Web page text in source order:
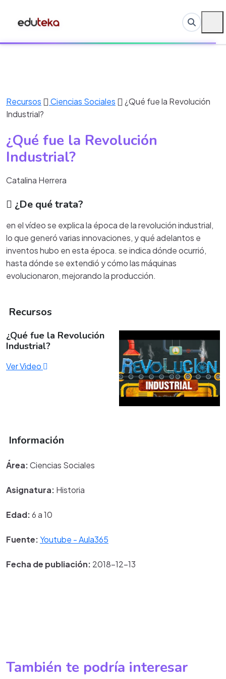
Recursos Ciencias Sociales
¿Qué fue la Revolución
Industrial?
¿Qué fue la Revolución
Industrial?
Catalina Herrera
¿De qué trata?
en el vídeo se explica la época de la revolución industrial,
lo que generó varias innovaciones, y qué adelantos e
inventos hubo en esta época. se indica dónde ocurrió,
hasta dónde se extendió y cómo las máquinas
evolucionaron, mejorando la producción.
Recursos
¿Qué fue la Revolución
Industrial?
Ver Video
Información
Área:Ciencias Sociales
Asignatura: Historia
Edad:6 a 10
Fuente:Youtube - Aula365
Fecha de publiación: 2018-12-13
También te podría interesar